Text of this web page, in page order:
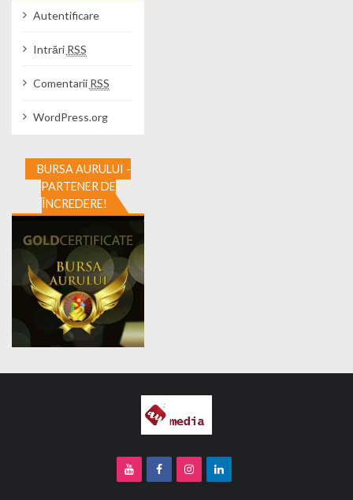
Autentificare
Intrări RSS
Comentarii RSS
WordPress.org
BURSA AURULUI -
PARTENER DE
ÎNCREDERE!